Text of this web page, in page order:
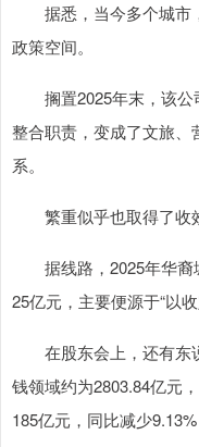
据悉，当今多个城市
政策空间。
搁置2025年末，该公
整合职责，变成了文旅
系。
繁重似乎也取得了收
据线路，2025年华裔
25亿元，主要便源于“以
在股东会上，还有东
钱领域约为2803.84亿元
185亿元，同比减少